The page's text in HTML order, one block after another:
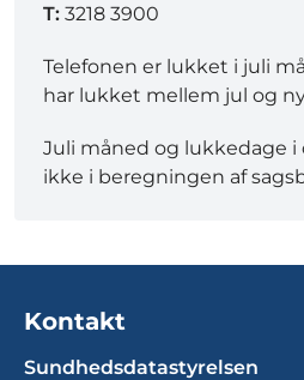
T: 3218 3900
Telefonen er lukket i juli
har lukket mellem jul og
Juli måned og lukkedage
ikke i beregningen af
Kontakt
Sundhedsdatastyrelsen